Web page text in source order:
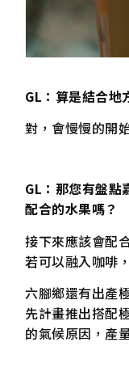
GL：算是結合地
對，會慢慢的開
GL ： 那您有盤點
配合的水果嗎？
接下來應該會配
若可以融入咖啡
六腳鄉還有出產
先計畫推出搭配
的氣候原因，產